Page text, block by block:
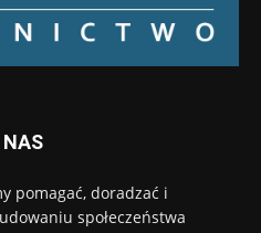
NAS
pomagać, doradzać i
społeczeństwa